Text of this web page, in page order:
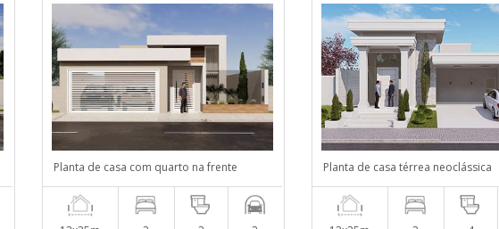
Planta de casa com quarto na frente Planta de casa térrea neoclássica